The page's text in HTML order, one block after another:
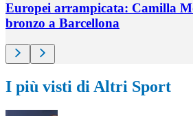
Europei arrampicata: Camilla
bronzo a Barcellona
I più visti di Altri Sport